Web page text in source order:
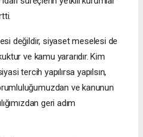
değildir, siyaset meselesi de
ve kamu yararıdır. Kim
tercih yapılırsa yapılsın,
ve kanunun
geri adım